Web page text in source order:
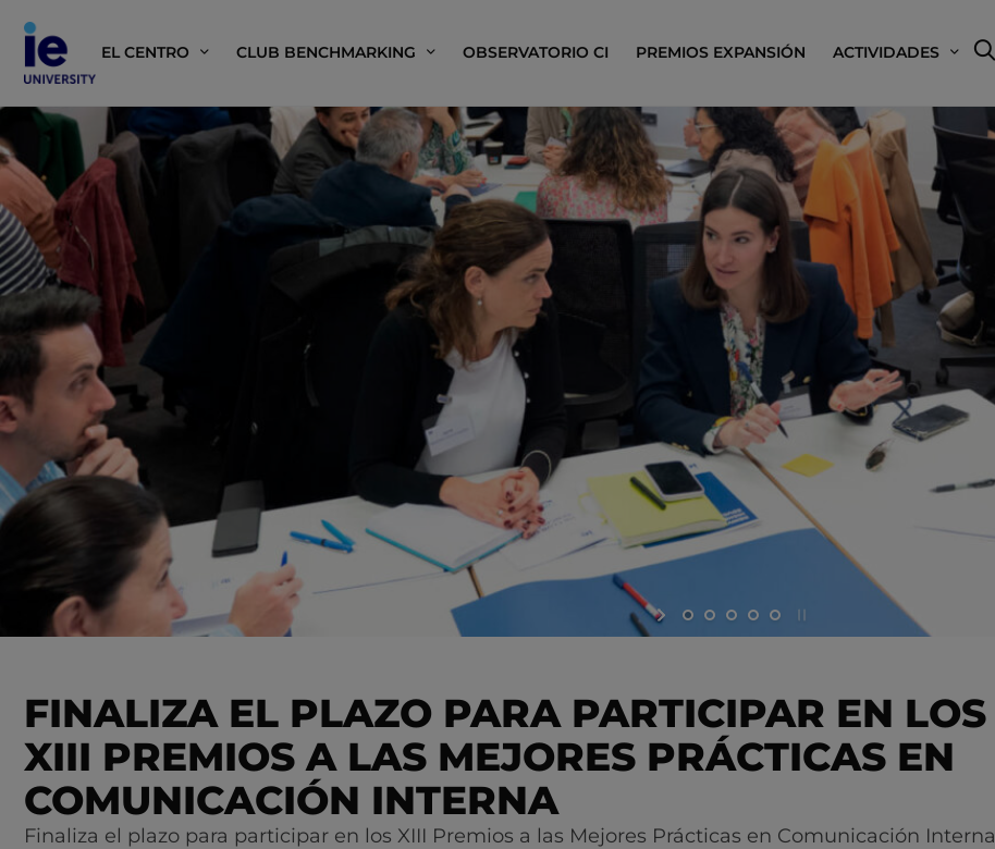
EL CENTRO CLUB BENCHMARKING OBSERVATORIO CI PREMIOS EXPANSIÓN ACTIVIDADES
FINALIZA EL PLAZO PARA PARTICIPAR EN LOS
XIII PREMIOS A LAS MEJORES PRÁCTICAS EN
COMUNICACIÓN INTERNA
Finaliza el plazo para participar en los XIII Premios a las Mejores Prácticas en Comunicación Interna